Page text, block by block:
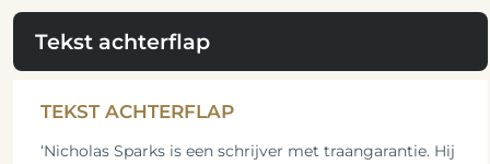
Tekst achterflap
TEKST ACHTERFLAP
‘Nicholas Sparks is een schrijver met traangarantie. Hij